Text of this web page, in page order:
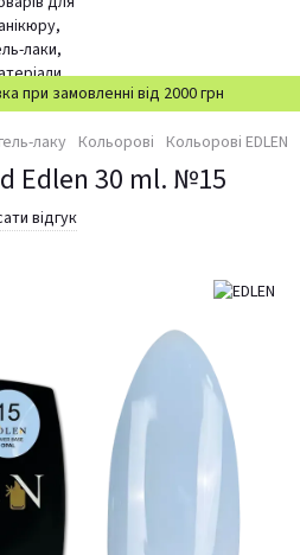
при замовленні від 2000 грн
лаку Кольорові Кольорові EDLEN
Edlen 30 ml. №15
відгук